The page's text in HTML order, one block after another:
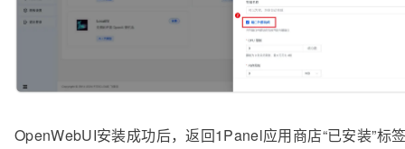
OpenWebUI安装成功后，返回1Panel应用商店“已安装”标